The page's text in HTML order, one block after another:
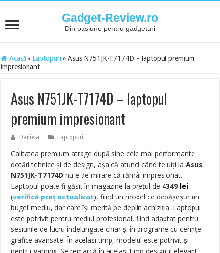
Gadget-Review.ro
Din pasiune pentru gadgeturi
Acasă » Laptopuri » Asus N751JK-T7174D – laptopul premium
impresionant
Asus N751JK-T7174D – laptopul
premium impresionant
Daniela Laptopuri
Calitatea premium atrage după sine cele mai performante
dotări tehnice și de design, așa că atunci când te uiți laAsus
N751JK-T7174D nu e de mirare că rămâi impresionat.
Laptopul poate fi găsit în magazine la prețul de 4349 lei
(verifică preț actualizat), fiind un model ce depășește un
buget mediu, dar care își merită pe deplin achiziția. Laptopul
este potrivit pentru mediul profesional, fiind adaptat pentru
sesiunile de lucru îndelungate chiar și în programe cu cerințe
grafice avansate. În același timp, modelul este potrivit și
pentru gaming. Se remarcă în același timp designul elegant